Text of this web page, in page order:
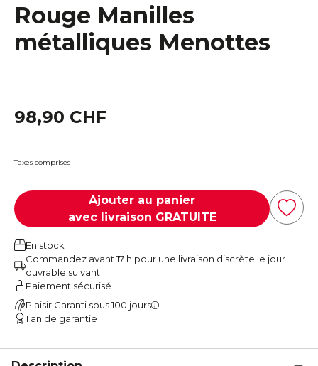
Rouge Manilles
métalliques Menottes
98,90 CHF
Taxes comprises
Ajouter au panier
avec livraison GRATUITE
En stock
Commandez avant 17 h pour une livraison discrète le jour
ouvrable suivant
Paiement sécurisé
Plaisir Garanti sous 100 jours
1 an de garantie